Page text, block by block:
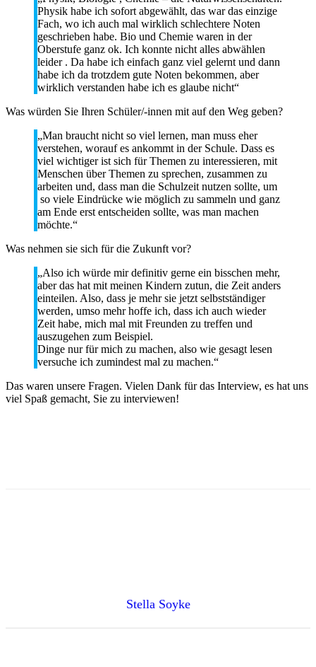
Physik habe ich sofort abgewählt, das war das einzige
Fach, wo ich auch mal wirklich schlechtere Noten
geschrieben habe. Bio und Chemie waren in der
Oberstufe ganz ok. Ich konnte nicht alles abwählen
leider . Da habe ich einfach ganz viel gelernt und dann
habe ich da trotzdem gute Noten bekommen, aber
wirklich verstanden habe ich es glaube nicht“
Was würden Sie Ihren Schüler/-innen mit auf den Weg geben?
„Man braucht nicht so viel lernen, man muss eher
verstehen, worauf es ankommt in der Schule. Dass es
viel wichtiger ist sich für Themen zu interessieren, mit
Menschen über Themen zu sprechen, zusammen zu
arbeiten und, dass man die Schulzeit nutzen sollte, um
so viele Eindrücke wie möglich zu sammeln und ganz
am Ende erst entscheiden sollte, was man machen
möchte.“
Was nehmen sie sich für die Zukunft vor?
„Also ich würde mir definitiv gerne ein bisschen mehr,
aber das hat mit meinen Kindern zutun, die Zeit anders
einteilen. Also, dass je mehr sie jetzt selbstständiger
werden, umso mehr hoffe ich, dass ich auch wieder
Zeit habe, mich mal mit Freunden zu treffen und
auszugehen zum Beispiel.
Dinge nur für mich zu machen, also wie gesagt lesen
versuche ich zumindest mal zu machen.“
Das waren unsere Fragen. Vielen Dank für das Interview, es hat uns
viel Spaß gemacht, Sie zu interviewen!
Stella Soyke